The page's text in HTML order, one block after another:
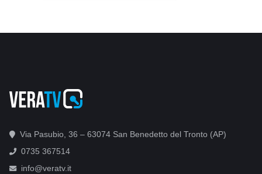
Via Pasubio, 36 – 63074 San Benedetto del Tronto (AP)
0735 367514
info@veratv.it